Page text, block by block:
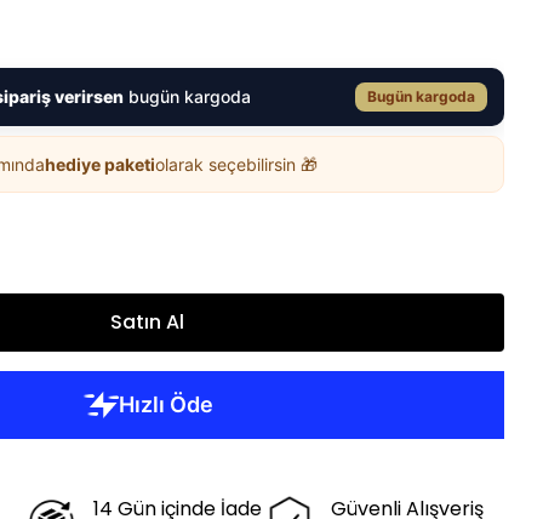
verirsen bugün kargoda Bugün kargoda
hediye paketiolarak seçebilirsin 🎁
Satın Al
14 Gün içinde İade Güvenli Alışveriş